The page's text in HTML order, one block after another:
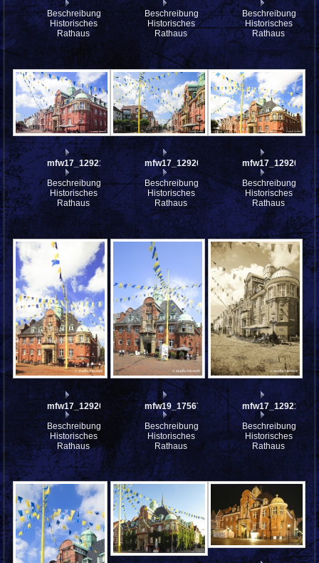
Beschreibung:
Historisches
Rathaus
Beschreibung:
Historisches
Rathaus
Beschreibung:
Historisches
Rathaus
mfw17_129217
Beschreibung:
Historisches
Rathaus
mfw17_129207
Beschreibung:
Historisches
Rathaus
mfw17_129203
Beschreibung:
Historisches
Rathaus
mfw17_129200
Beschreibung:
Historisches
Rathaus
mfw19_175671
Beschreibung:
Historisches
Rathaus
mfw17_129214_IP
Beschreibung:
Historisches
Rathaus